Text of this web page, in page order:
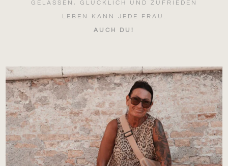
GELASSEN, GLÜCKLICH UND ZUFRIEDEN
LEBEN KANN JEDE FRAU.
AUCH DU!